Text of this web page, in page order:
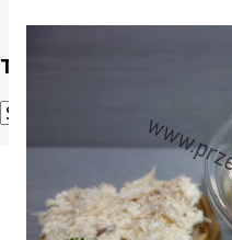
Translate
Translate